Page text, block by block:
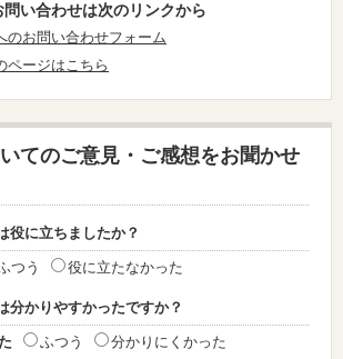
い合わせは次のリンクから
のお問い合わせフォーム
ページはこちら
てのご意見・ご感想をお聞かせ
役に立ちましたか？
つう 役に立たなかった
分かりやすかったですか？
ふつう 分かりにくかった